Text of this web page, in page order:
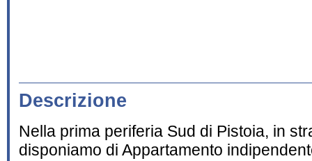
Descrizione
Nella prima periferia Sud di Pistoia, in
disponiamo di Appartamento